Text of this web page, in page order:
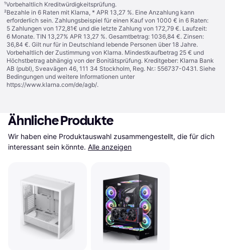
¹Vorbehaltlich Kreditwürdigkeitsprüfung.
²Bezahle in 6 Raten mit Klarna, * APR 13,27 %. Eine Anzahlung kann
erforderlich sein. Zahlungsbeispiel für einen Kauf von 1000 € in 6 Raten:
5 Zahlungen von 172,81€ und die letzte Zahlung von 172,79 €. Laufzeit:
6 Monate. TIN 13,27% APR 13,27 %. Gesamtbetrag: 1036,84 €. Zinsen:
36,84 €. Gilt nur für in Deutschland lebende Personen über 18 Jahre.
Vorbehaltlich der Zustimmung von Klarna. Mindestkaufbetrag 25 € und
Höchstbetrag abhängig von der Bonitätsprüfung. Kreditgeber: Klarna Bank
AB (publ), Sveavägen 46, 111 34 Stockholm, Reg. Nr.: 556737-0431. Siehe
Bedingungen und weitere Informationen unter
https://www.klarna.com/de/agb/.
Ähnliche Produkte
Wir haben eine Produktauswahl zusammengestellt, die für dich
interessant sein könnte. Alle anzeigen